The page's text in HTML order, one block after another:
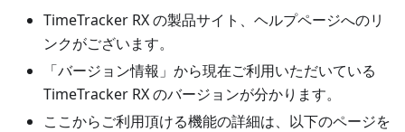
TimeTracker RX の製品サイト、ヘルプページへのリ
ンクがございます。
「バージョン情報」から現在ご利用いただいている
TimeTracker RX のバージョンが分かります。
ここからご利用頂ける機能の詳細は、以下のページを